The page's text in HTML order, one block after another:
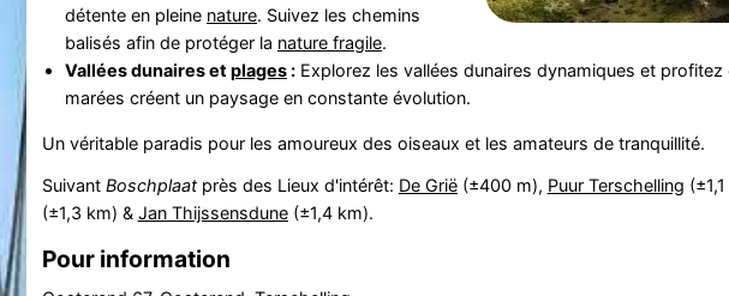
détente en pleine nature. Suivez les chemins
balisés afin de protéger la nature fragile.
Vallées dunaires et plages:Explorez les vallées dunaires dynamiques et profitez
marées créent un paysage en constante évolution.
Un véritable paradis pour les amoureux des oiseaux et les amateurs de tranquillité.
Suivant Boschplaatprès des Lieux d'intérêt: De Grië(±400 m), Puur Terschelling
(±1,3 km) & Jan Thijssensdune(±1,4 km).
Pour information